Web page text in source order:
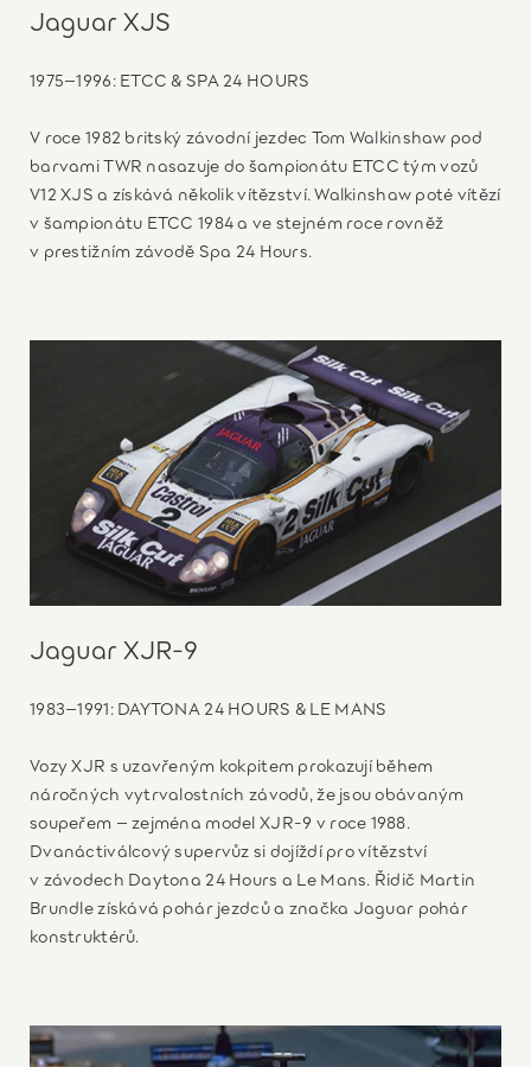
Jaguar XJS
1975–1996: ETCC & SPA 24 HOURS
V roce 1982 britský závodní jezdec Tom Walkinshaw pod
barvami TWR nasazuje do šampionátu ETCC tým vozů
V12 XJS a získává několik vítězství. Walkinshaw poté vítězí
v šampionátu ETCC 1984 a ve stejném roce rovněž
v prestižním závodě Spa 24 Hours.
Jaguar XJR-9
1983–1991: DAYTONA 24 HOURS & LE MANS
Vozy XJR s uzavřeným kokpitem prokazují během
náročných vytrvalostních závodů, že jsou obávaným
soupeřem – zejména model XJR-9 v roce 1988.
Dvanáctiválcový supervůz si dojíždí pro vítězství
v závodech Daytona 24 Hours a Le Mans. Řidič Martin
Brundle získává pohár jezdců a značka Jaguar pohár
konstruktérů.